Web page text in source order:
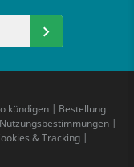
kündigen| Bestellung
Nutzungsbestimmungen
& Tracking|